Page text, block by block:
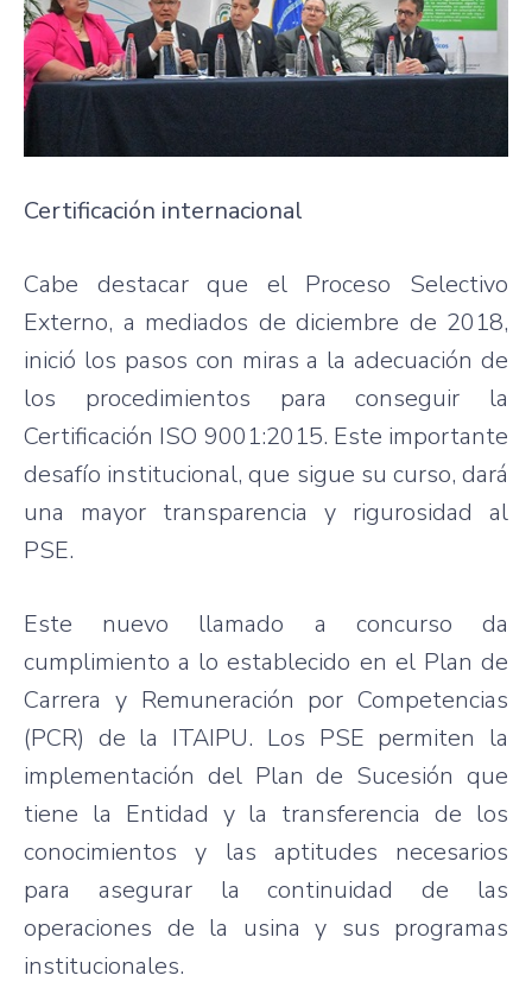
Certificación internacional
Cabe destacar que el Proceso Selectivo
Externo, a mediados de diciembre de 2018,
inició los pasos con miras a la adecuación de
los procedimientos para conseguir la
Certificación ISO 9001:2015. Este importante
desafío institucional, que sigue su curso, dará
una mayor transparencia y rigurosidad al
PSE.
Este nuevo llamado a concurso da
cumplimiento a lo establecido en el Plan de
Carrera y Remuneración por Competencias
(PCR) de la ITAIPU. Los PSE permiten la
implementación del Plan de Sucesión que
tiene la Entidad y la transferencia de los
conocimientos y las aptitudes necesarios
para asegurar la continuidad de las
operaciones de la usina y sus programas
institucionales.